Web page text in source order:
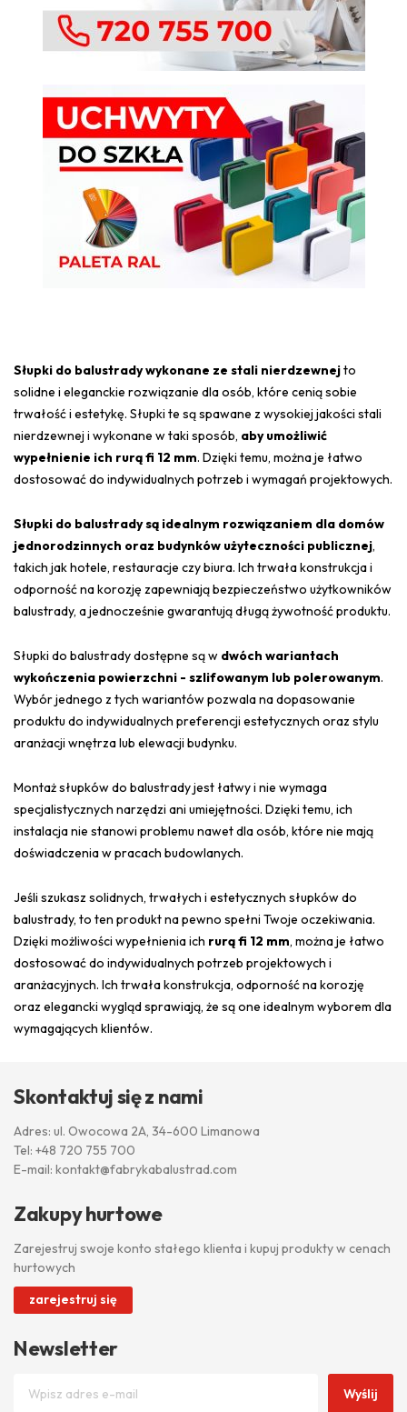
Słupki do balustrady wykonane ze stali nierdzewnejto
solidne i eleganckie rozwiązanie dla osób, które cenią sobie
trwałość i estetykę. Słupki te są spawane z wysokiej jakości stali
nierdzewnej i wykonane w taki sposób, aby umożliwić
wypełnienie ich rurą fi 12 mm. Dzięki temu, można je łatwo
dostosować do indywidualnych potrzeb i wymagań projektowych.
Słupki do balustrady są idealnym rozwiązaniem dla domów
jednorodzinnych oraz budynków użyteczności publicznej,
takich jak hotele, restauracje czy biura. Ich trwała konstrukcja i
odporność na korozję zapewniają bezpieczeństwo użytkowników
balustrady, a jednocześnie gwarantują długą żywotność produktu.
Słupki do balustrady dostępne są w dwóch wariantach
wykończenia powierzchni - szlifowanym lub polerowanym.
Wybór jednego z tych wariantów pozwala na dopasowanie
produktu do indywidualnych preferencji estetycznych oraz stylu
aranżacji wnętrza lub elewacji budynku.
Montaż słupków do balustrady jest łatwy i nie wymaga
specjalistycznych narzędzi ani umiejętności. Dzięki temu, ich
instalacja nie stanowi problemu nawet dla osób, które nie mają
doświadczenia w pracach budowlanych.
Jeśli szukasz solidnych, trwałych i estetycznych słupków do
balustrady, to ten produkt na pewno spełni Twoje oczekiwania.
Dzięki możliwości wypełnienia ich rurą fi 12 mm, można je łatwo
dostosować do indywidualnych potrzeb projektowych i
aranżacyjnych. Ich trwała konstrukcja, odporność na korozję
oraz elegancki wygląd sprawiają, że są one idealnym wyborem dla
wymagających klientów.
Skontaktuj się z nami
Adres: ul. Owocowa 2A, 34-600 Limanowa
Tel: +48 720 755 700
E-mail: kontakt@fabrykabalustrad.com
Zakupy hurtowe
Zarejestruj swoje konto stałego klienta i kupuj produkty w cenach
hurtowych
zarejestruj się
Newsletter
Wyślij